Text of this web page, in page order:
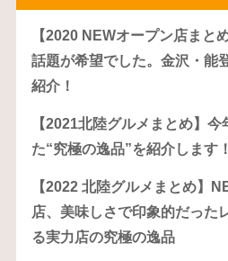
【2020 NEWオープン店まと
話題が希望でした。金沢・能
紹介！
【2021北陸グルメまとめ】
た“究極の逸品”を紹介します
【2022 北陸グルメまとめ】
店、美味しさで印象的だった
る実力店の究極の逸品